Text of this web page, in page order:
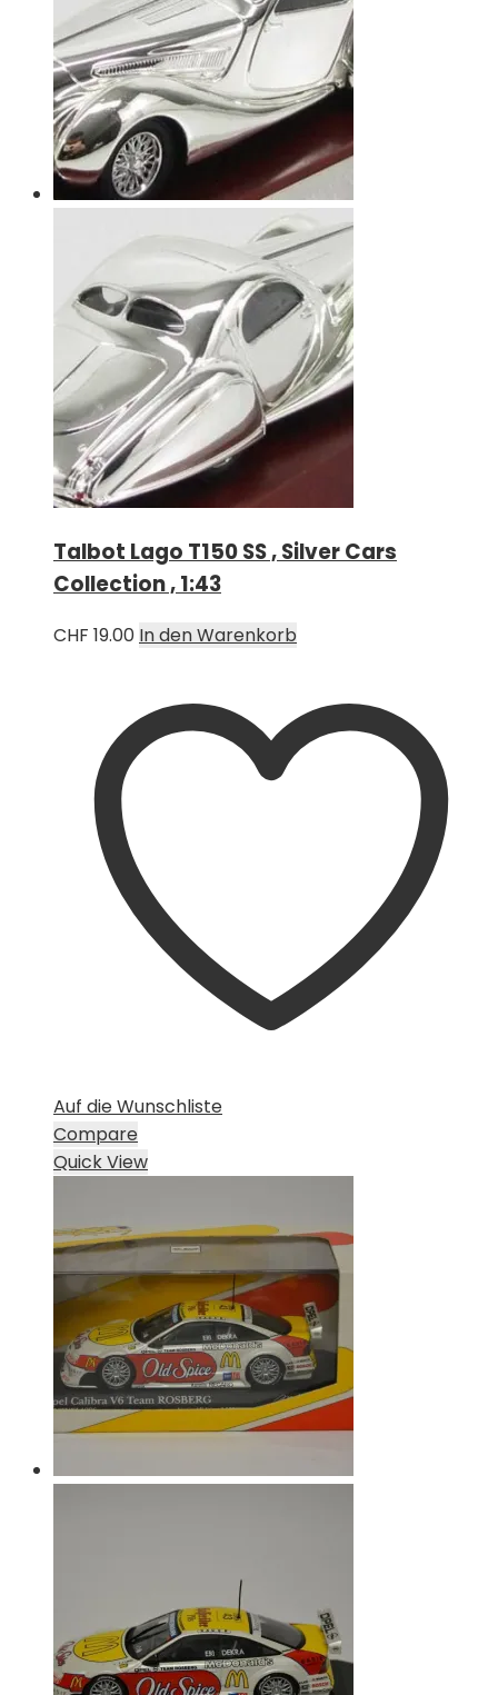
Talbot Lago T150 SS , Silver Cars
Collection , 1:43
CHF 19.00 In den Warenkorb
Auf die Wunschliste
Compare
Quick View